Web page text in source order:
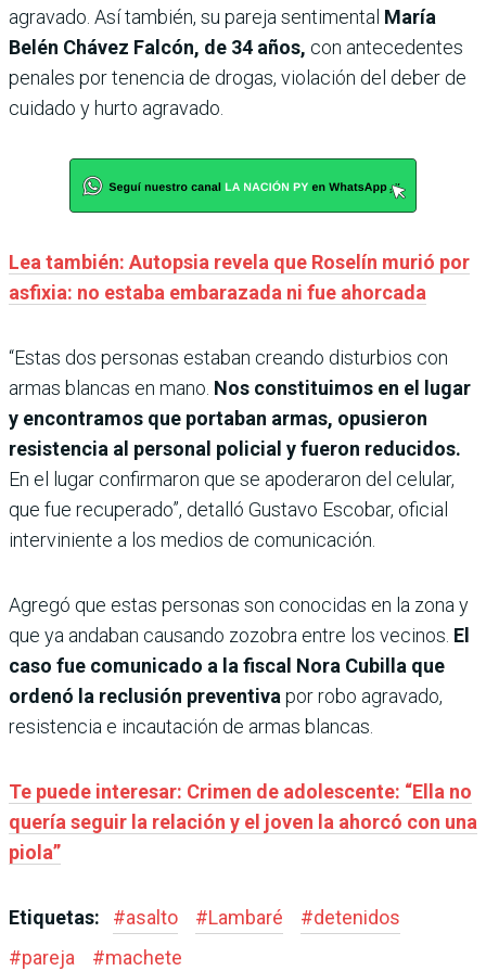
agravado. Así también, su pareja sentimental María
Belén Chávez Falcón, de 34 años, con antecedentes
penales por tenencia de drogas, violación del deber de
cuidado y hurto agravado.
Lea también: Autopsia revela que Roselín murió por
asfixia: no estaba embarazada ni fue ahorcada
“Estas dos personas estaban creando disturbios con
armas blancas en mano. Nos constituimos en el lugar
y encontramos que portaban armas, opusieron
resistencia al personal policial y fueron reducidos.
En el lugar confirmaron que se apoderaron del celular,
que fue recuperado”, detalló Gustavo Escobar, oficial
interviniente a los medios de comunicación.
Agregó que estas personas son conocidas en la zona y
que ya andaban causando zozobra entre los vecinos. El
caso fue comunicado a la fiscal Nora Cubilla que
ordenó la reclusión preventivapor robo agravado,
resistencia e incautación de armas blancas.
Te puede interesar: Crimen de adolescente: “Ella no
quería seguir la relación y el joven la ahorcó con una
piola”
Etiquetas: #asalto #Lambaré #detenidos
#pareja #machete